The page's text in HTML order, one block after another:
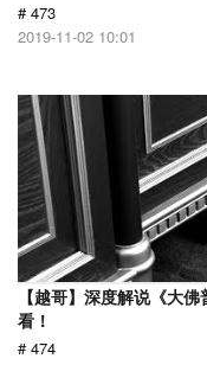
# 473
2019-11-02 10:01
【越哥】深度解说《大
看！
# 474